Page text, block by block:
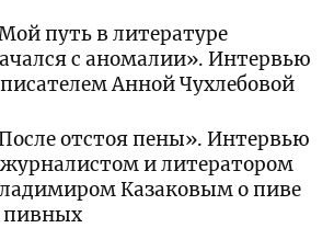
путь в литературе
с аномалии». Интервью
Анной Чухлебовой
отстоя пены». Интервью
и литератором
Казаковым о пиве
пивных